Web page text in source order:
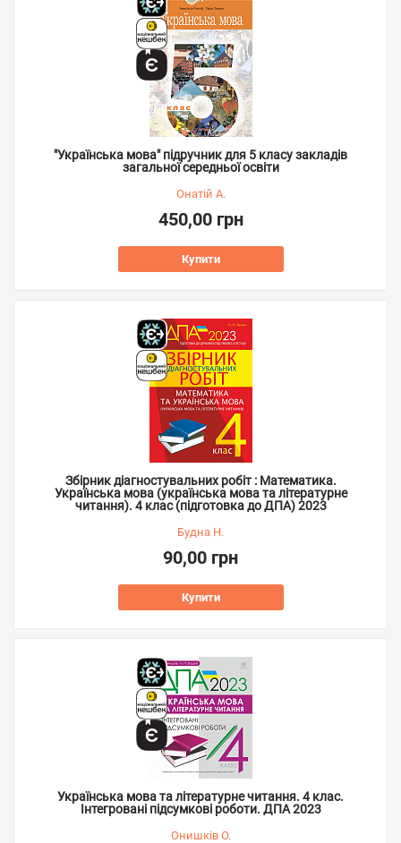
"Українська мова" підручник для 5 класу закладів
загальної середньої освіти
Онатій А.
450,00 грн
Купити
Збірник діагностувальних робіт : Математика.
Українська мова (українська мова та літературне
читання). 4 клас (підготовка до ДПА) 2023
Будна Н.
90,00 грн
Купити
Українська мова та літературне читання. 4 клас.
Інтегровані підсумкові роботи. ДПА 2023
Онишків О.